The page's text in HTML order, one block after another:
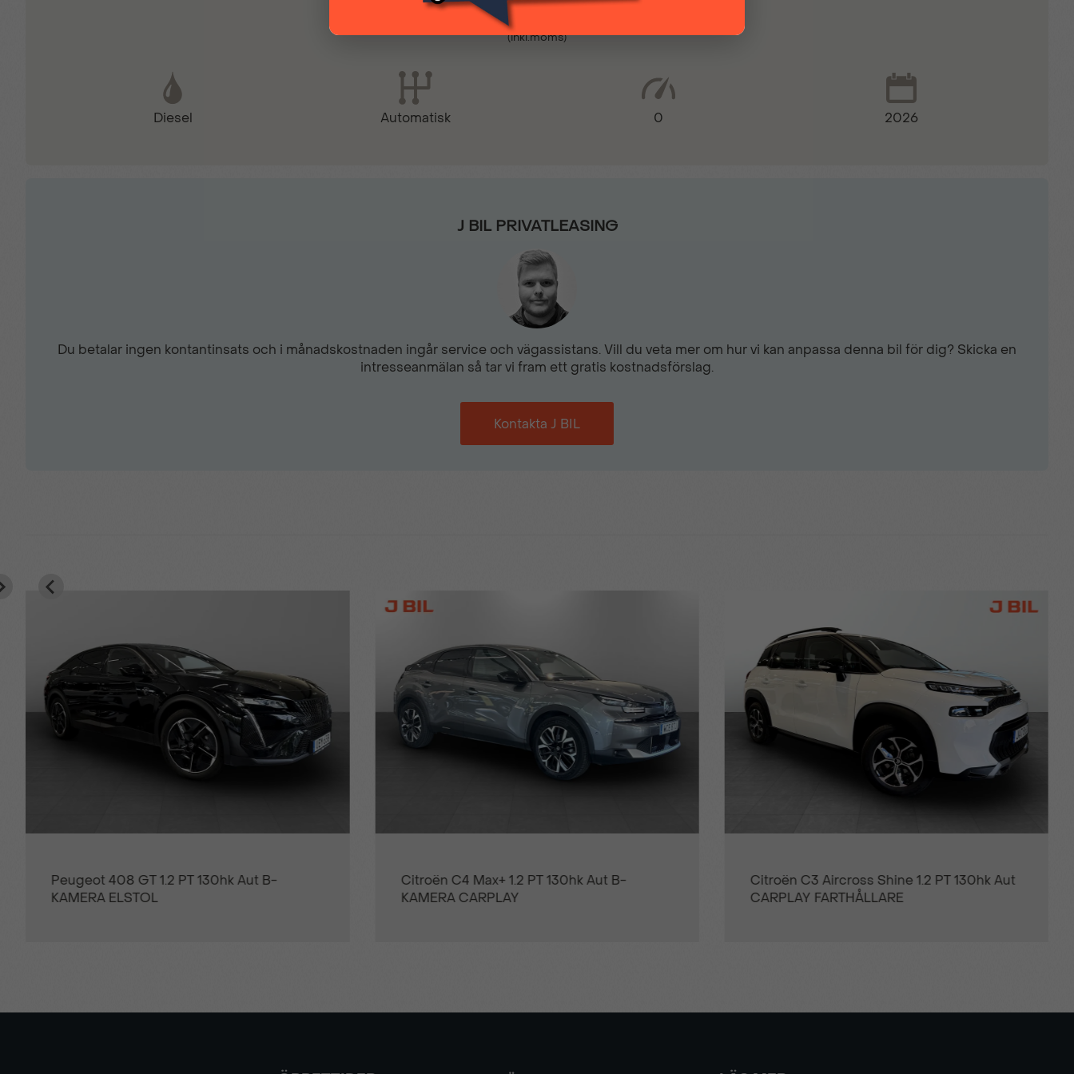
Grå tygklädsel Curbita
Mörktonade sidorutor på rad 2 & 3
Uppvärmd läderratt
Solskydd förare/passagerare
Trådlös Apple CarPlay
5 499 kr
(inkl.moms)
Diesel Automatisk 0 2026
J BIL PRIVATLEASING
Du betalar ingen kontantinsats och i månadskostnaden ingår service och vägassistans. Vill du veta mer om hur vi kan anpassa denna bil för dig? Skicka en
intresseanmälan så tar vi fram ett gratis kostnadsförslag.
Kontakta J BIL
Citroën C4 Max+ 1.2 PT 130hk Aut B-
KAMERA CARPLAY
Citroën C3 Aircross Shine 1.2 PT 130hk Aut
CARPLAY FARTHÅLLARE
Opel Grandland X Design Line 1.2 Turbo
130hk Aut - VECKANS KLIPP!